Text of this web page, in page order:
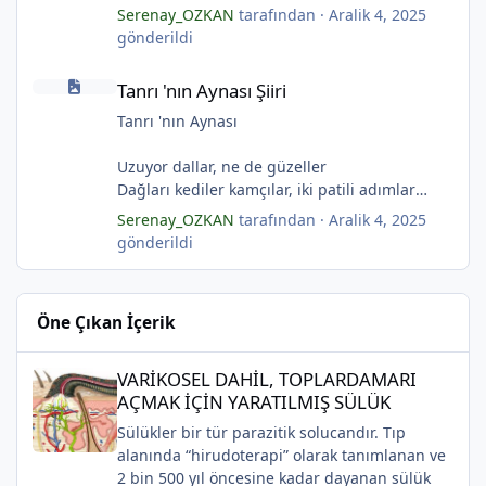
Aşıklar evinde ateş yükselirmiş
Çerçeveler bir olur, sokaklar birleştiğinde
Evler bir olur aşıklar evinde.
(Serenay Özkan)
Yarım kalan anneler
Pas tutan yüreklerle yeşil mezarlıkta hayaller
Tuzlu nehirdeki soğukluğum
Kuru topraklar küf tutar
Karanfiller mezarlığında.
"Karanfiller Mezarlığı" adlı şiiri Yaşama Uğraşı
Fanzin'in 27. sayısında 2025'te yayımlanmıştır.
Serenay_OZKAN tarafından · Aralik 4, 2025
gönderildi
Tanrı 'nın Aynası Şiiri
Tanrı 'nın Aynası
Uzuyor dallar, ne de güzeller
Dağları kediler kamçılar, iki patili adımlar
Sonsuza kadar bahar
Kestane dallar efsunkār
Ormanla maviye kilitli
gözyaşı Tanrı’nın aynası, kedili kapı
Sonsuza kadar bahar
Kestane dallar efsunkâr
Sahip olmadığımız rüyalarda yağmurla
gözyaşı Tanrı’nın aynası, kedili kapı
Bir ay gibi... Donuk...
Bir çocuk gibi içine bürünmüş
Serenay_OZKAN tarafından · Aralik 4, 2025
gönderildi
Öne Çıkan İçerik
VARİKOSEL DAHİL, TOPLARDAMARI
AÇMAK İÇİN YARATILMIŞ SÜLÜK
Sülükler bir tür parazitik solucandır. Tıp
alanında “hirudoterapi” olarak tanımlanan ve
2 bin 500 yıl öncesine kadar dayanan sülük